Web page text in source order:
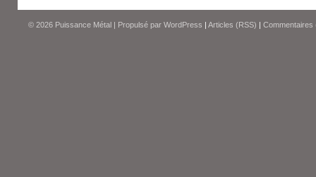
© 2026 Puissance Métal | Propulsé par WordPress | Articles (RSS) | Commentaires